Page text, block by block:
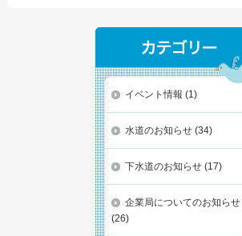
イベント情報 (1)
水道のお知らせ (34)
下水道のお知らせ (17)
企業局についてのお知らせ
(26)